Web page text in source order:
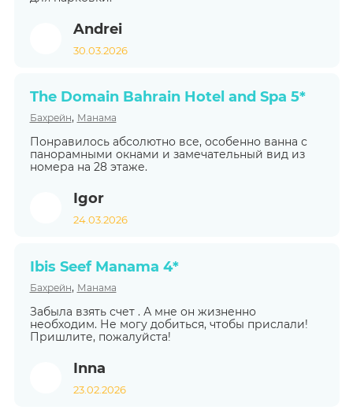
Andrei
30.03.2026
The Domain Bahrain Hotel and Spa 5*
Бахрейн, Манама
Понравилось абсолютно все, особенно ванна с
панорамными окнами и замечательный вид из
номера на 28 этаже.
Igor
24.03.2026
Ibis Seef Manama 4*
Бахрейн, Манама
Забыла взять счет . А мне он жизненно
необходим. Не могу добиться, чтобы прислали!
Пришлите, пожалуйста!
Inna
23.02.2026